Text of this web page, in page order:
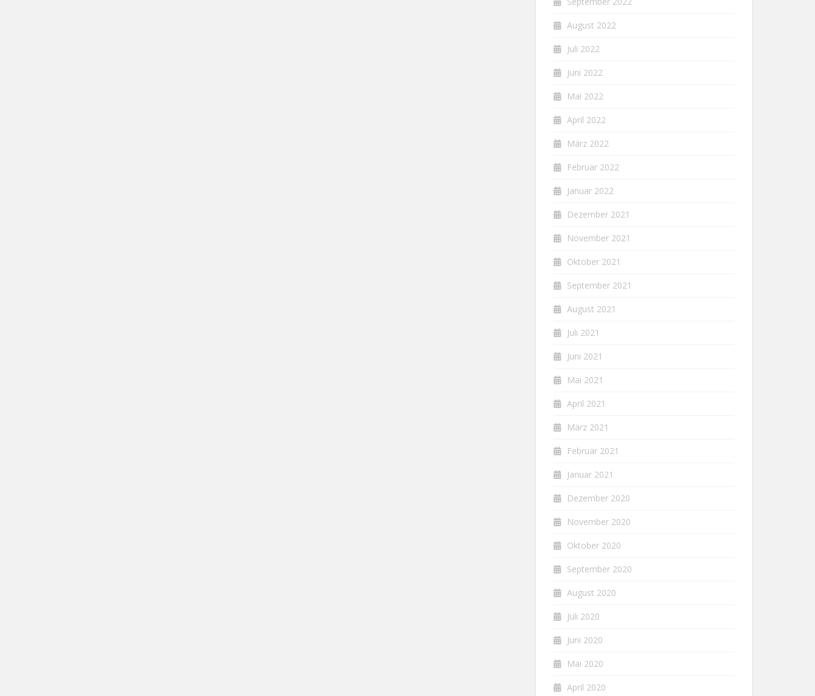
August 2022
Juli 2022
Juni 2022
Mai 2022
April 2022
März 2022
Februar 2022
Januar 2022
Dezember 2021
November 2021
Oktober 2021
September 2021
August 2021
Juli 2021
Juni 2021
Mai 2021
April 2021
März 2021
Februar 2021
Januar 2021
Dezember 2020
November 2020
Oktober 2020
September 2020
August 2020
Juli 2020
Juni 2020
Mai 2020
April 2020